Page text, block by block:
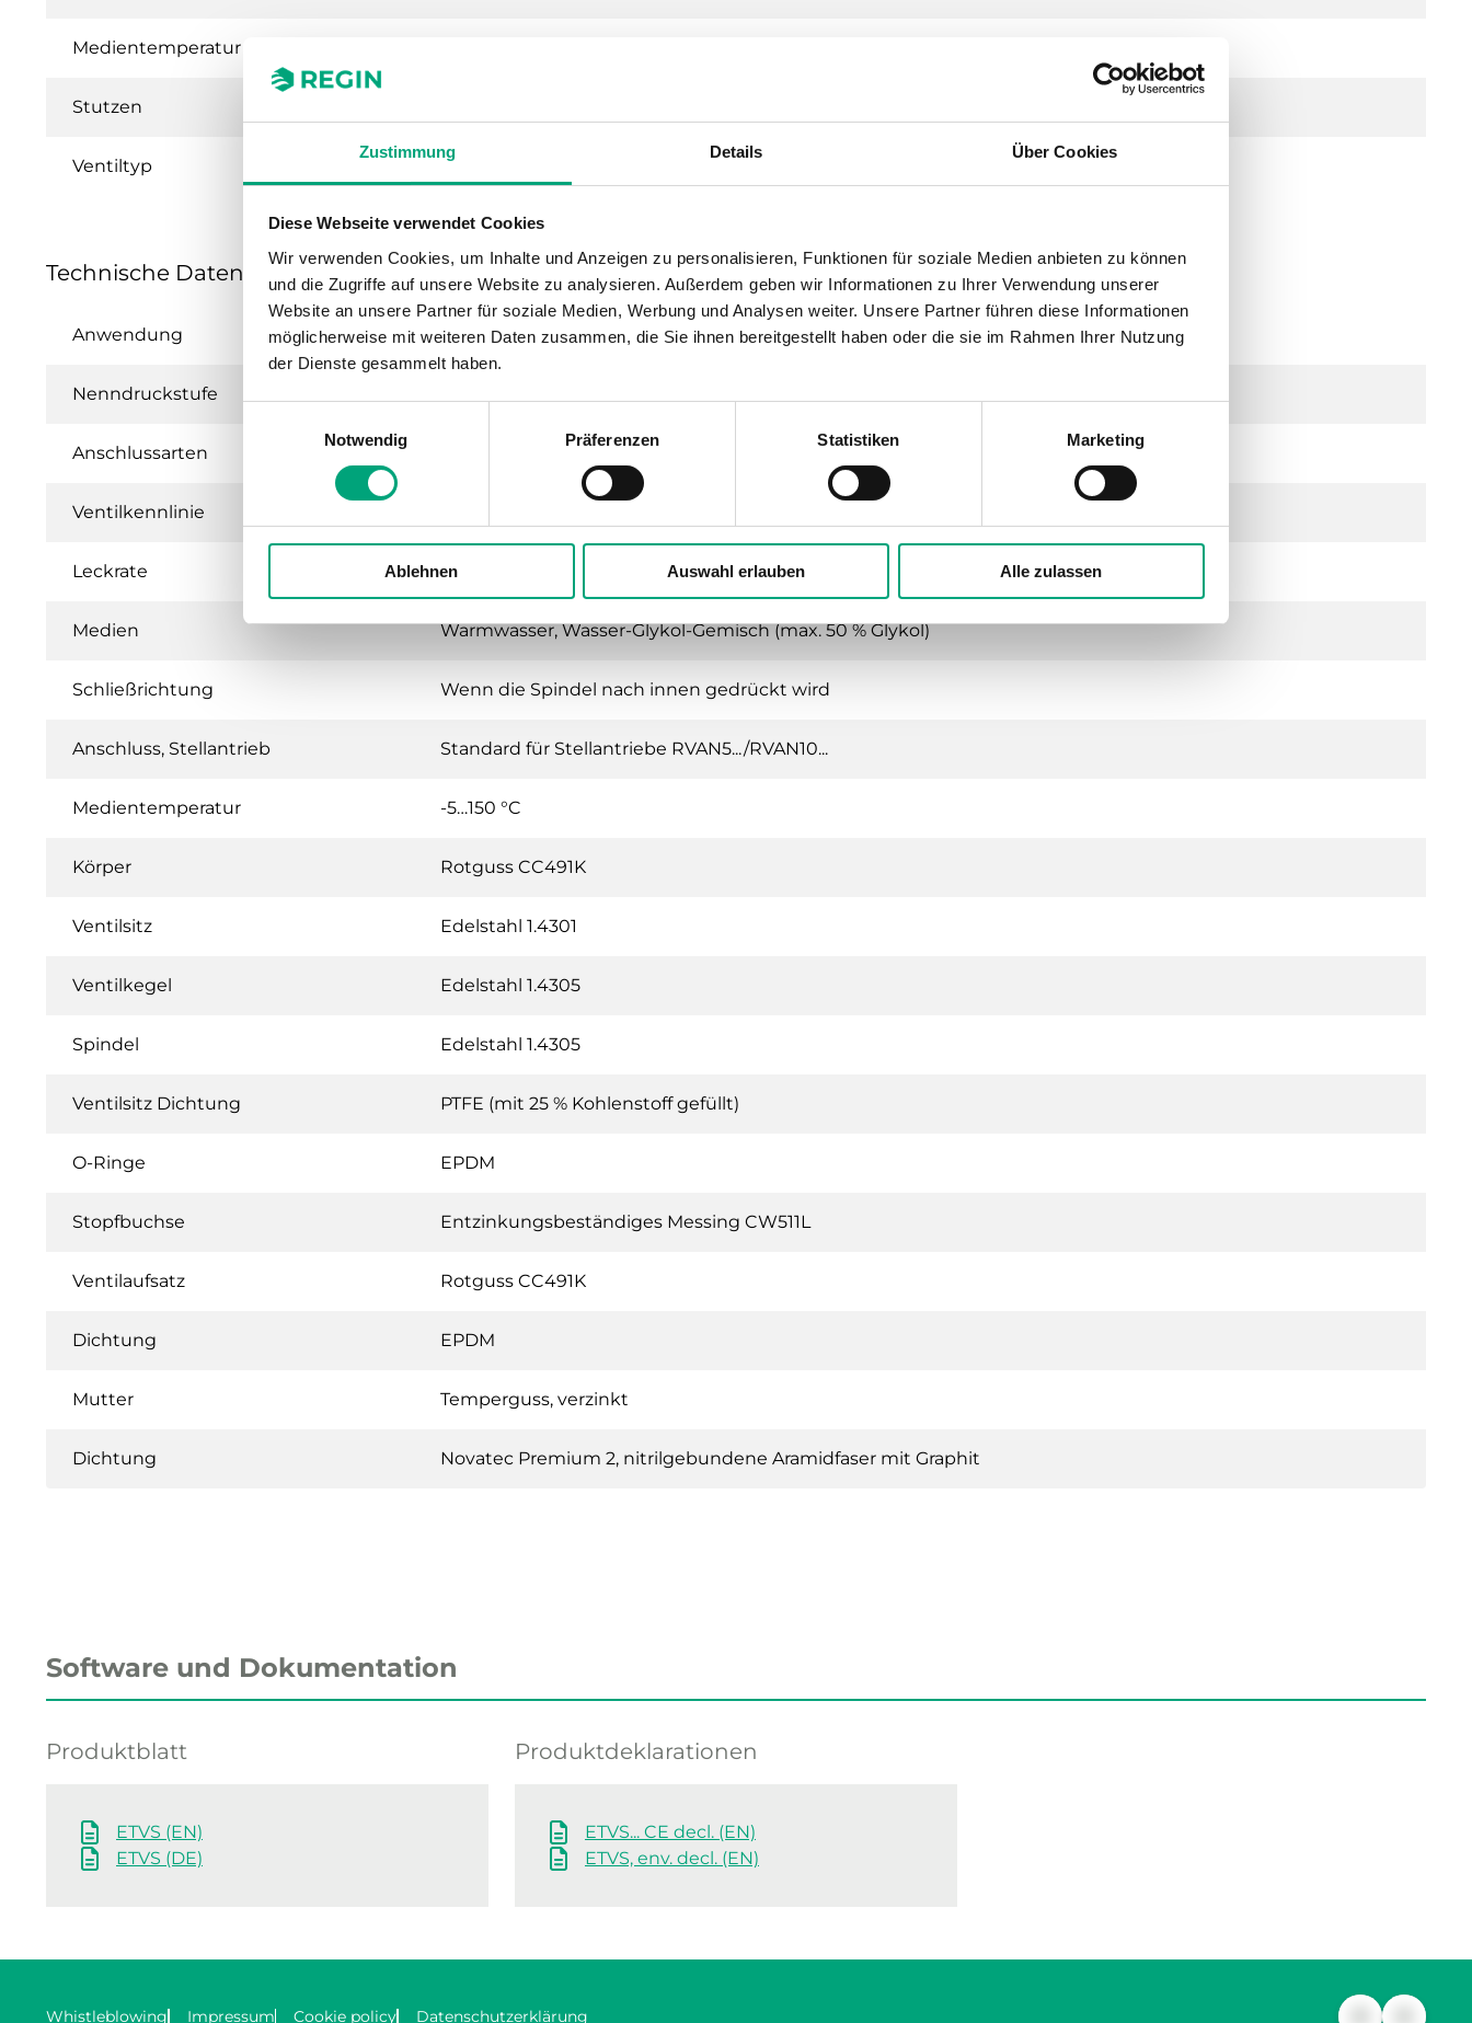
Zustimmung Details Über Cookies
Diese Webseite verwendet Cookies
Wir verwenden Cookies, um Inhalte und Anzeigen zu personalisieren, Funktionen für soziale Medien anbieten zu können
und die Zugriffe auf unsere Website zu analysieren. Außerdem geben wir Informationen zu Ihrer Verwendung unserer
Website an unsere Partner für soziale Medien, Werbung und Analysen weiter. Unsere Partner führen diese Informationen
möglicherweise mit weiteren Daten zusammen, die Sie ihnen bereitgestellt haben oder die sie im Rahmen Ihrer Nutzung
der Dienste gesammelt haben.
Notwendig
Präferenzen Statistiken Marketing
Ablehnen Auswahl erlauben Alle zulassen
Medientemperatur
Stutzen
Ventiltyp
Technische Daten für ETVS – 2-Wege-Regelventil, DN15-50, Kvs 0,25-40, Rotguss, Hub 20 mm, DZR
Anwendung Heizung, Kühlung, Lüftung, Fernwärme, Fernkälte
Nenndruckstufe
Anschlussarten BSP-Außengewinde gemäß according to ISO 228/1
Ventilkennlinie
Leckrate 0.0 % of Kvs (PTFE-Dichtung, mit 25 % Kohlenstoff gefüllt, keine Leckrate)
Medien Warmwasser, Wasser-Glykol-Gemisch (max. 50 % Glykol)
Schließrichtung Wenn die Spindel nach innen gedrückt wird
Anschluss, Stellantrieb Standard für Stellantriebe RVAN5.../RVAN10...
Medientemperatur -5…150 °C
Körper Rotguss CC491K
Ventilsitz Edelstahl 1.4301
Ventilkegel Edelstahl 1.4305
Spindel Edelstahl 1.4305
Ventilsitz Dichtung PTFE (mit 25 % Kohlenstoff gefüllt)
O-Ringe EPDM
Stopfbuchse Entzinkungsbeständiges Messing CW511L
Ventilaufsatz Rotguss CC491K
Dichtung EPDM
Mutter Temperguss, verzinkt
Dichtung Novatec Premium 2, nitrilgebundene Aramidfaser mit Graphit
Software und Dokumentation
Produktblatt
ETVS (EN)
ETVS (DE)
Produktdeklarationen
ETVS... CE decl. (EN)
ETVS, env. decl. (EN)
Whistleblowing Impressum Cookie policy Datenschutzerklärung